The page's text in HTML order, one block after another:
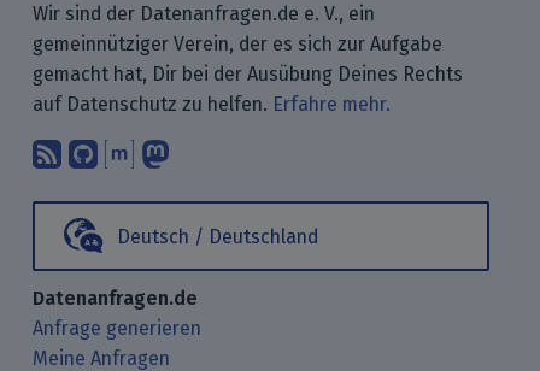
Wir sind der Datenanfragen.de e. V., ein
gemeinnütziger Verein, der es sich zur Aufgabe
gemacht hat, Dir bei der Ausübung Deines Rechts
auf Datenschutz zu helfen. Erfahre mehr.
Abonniere unsere Blogbeiträge mit
Finde uns bei GitHub.
Unterhalte Dich mit uns über
Deutsch / Deutschland
Datenanfragen.de
Anfrage generieren
Meine Anfragen